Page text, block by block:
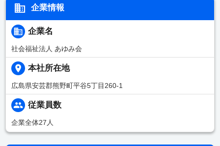
企業情報
企業名
社会福祉法人 あゆみ会
本社所在地
広島県安芸郡熊野町平谷5丁目260-1
従業員数
企業全体27人